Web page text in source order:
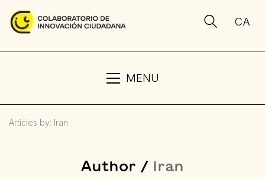
CA
MENU
Articles by: Iran
Author / Iran